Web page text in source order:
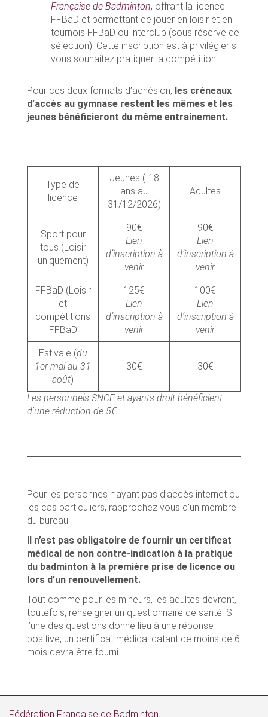
Française de Badminton, offrant la licence
FFBaD et permettant de jouer en loisir et en
tournois FFBaD ou interclub (sous réserve de
sélection). Cette inscription est à privilégier si
vous souhaitez pratiquer la compétition.
Pour ces deux formats d’adhésion, les créneaux
d’accès au gymnase restent les mêmes et les
jeunes bénéficieront du même entrainement.
Type de
licence
Jeunes (-18
ans au
31/12/2026)
Adultes
Sport pour
tous (Loisir
uniquement)
90€
Lien
d’inscription à
venir
90€
Lien
d’inscription à
venir
FFBaD (Loisir
et
compétitions
FFBaD
125€
Lien
d’inscription à
venir
100€
Lien
d’inscription à
venir
Estivale (du
1er mai au 31
août)
30€ 30€
Les personnels SNCF et ayants droit bénéficient
d’une réduction de 5€.
Pour les personnes n’ayant pas d’accès internet ou
les cas particuliers, rapprochez vous d’un membre
du bureau.
Il n’est pas obligatoire de fournir un certificat
médical de non contre-indication à la pratique
du badminton à la première prise de licence ou
lors d’un renouvellement.
Tout comme pour les mineurs, les adultes devront,
toutefois, renseigner un questionnaire de santé. Si
l’une des questions donne lieu à une réponse
positive, un certificat médical datant de moins de 6
mois devra être fourni.
Fédération Française de Badminton